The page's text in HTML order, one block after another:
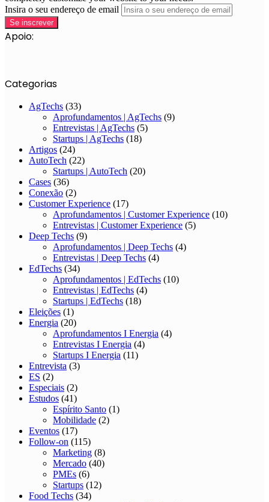
Insira o seu endereço de email
Apoio:
Categorias
AgTechs (33)
Aprofundamentos | AgTechs (9)
Entrevistas | AgTechs (5)
Startups | AgTechs (18)
Artigos (24)
AutoTech (22)
Startups | AutoTech (20)
Cases (36)
Conexão (2)
Customer Experience (17)
Aprofundamentos | Customer Experience (10)
Entrevistas | Customer Experience (5)
Deep Techs (9)
Aprofundamentos | Deep Techs (4)
Entrevistas | Deep Techs (4)
EdTechs (34)
Aprofundamentos | EdTechs (10)
Entrevistas | EdTechs (4)
Startups | EdTechs (18)
Eleições (1)
Energia (20)
Aprofundamentos I Energia (4)
Entrevistas I Energia (4)
Startups I Energia (11)
Entrevista (3)
ES (2)
Especiais (2)
Estudos (41)
Espírito Santo (1)
Mobilidade (2)
Eventos (17)
Follow-on (115)
Marketing (8)
Mercado (40)
PMEs (6)
Startups (12)
Food Techs (34)